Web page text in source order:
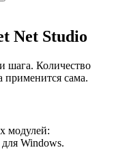
Net Studio
шага. Количество
применится сама.
модулей:
Windows.